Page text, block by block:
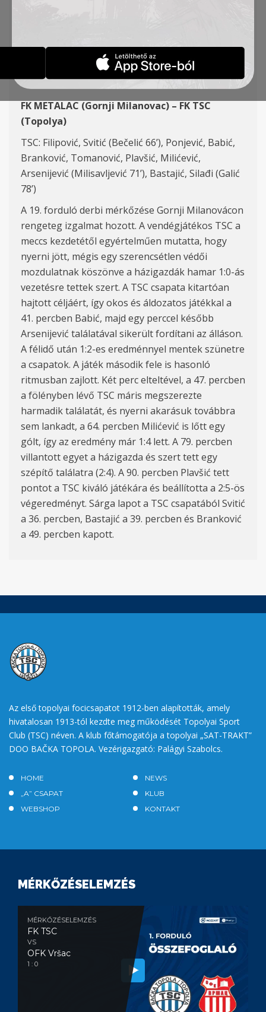
FK METALAC (Gornji Milanovac) – FK TSC
(Topolya)
TSC: Filipović, Svitić (Bečelić 66’), Ponjević, Babić,
Branković, Tomanović, Plavšić, Milićević,
Arsenijević (Milisavljević 71’), Bastajić, Silađi (Galić
78’)
A 19. forduló derbi mérkőzése Gornji Milanovácon
rengeteg izgalmat hozott. A vendégjátékos TSC a
meccs kezdetétől egyértelműen mutatta, hogy
nyerni jött, mégis egy szerencsétlen védői
mozdulatnak köszönve a házigazdák hamar 1:0-ás
vezetésre tettek szert. A TSC csapata kitartóan
hajtott céljáért, így okos és áldozatos játékkal a
41. percben Babić, majd egy perccel később
Arsenijević találatával sikerült fordítani az álláson.
A félidő után 1:2-es eredménnyel mentek szünetre
a csapatok. A játék második fele is hasonló
ritmusban zajlott. Két perc elteltével, a 47. percben
a fölényben lévő TSC máris megszerezte
harmadik találatát, és nyerni akarásuk továbbra
sem lankadt, a 64. percben Milićević is lőtt egy
gólt, így az eredmény már 1:4 lett. A 79. percben
villantott egyet a házigazda és szert tett egy
szépítő találatra (2:4). A 90. percben Plavšić tett
pontot a TSC kiváló játékára és beállította a 2:5-ös
végeredményt. Sárga lapot a TSC csapatából Svitić
a 36. percben, Bastajić a 39. percben és Branković
a 49. percben kapott.
Az első topolyai focicsapatot 1912-ben alapították, amely
hivatalosan 1913-tól kezdte meg működését Topolyai Sport
Club (TSC) néven. A klub főtámogatója a topolyai „SAT-TRAKT”
DOO BAČKA TOPOLA. Vezérigazgató: Palágyi Szabolcs.
HOME
NEWS
„A” CSAPAT
KLUB
WEBSHOP
KONTAKT
MÉRKŐZÉSELEMZÉS
MÉRKŐZÉSELEMZÉS
FK TSC
VS
OFK Vršac
1 : 0